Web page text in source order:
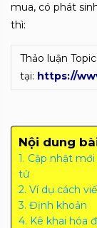
mua, có phát
thì:
Thảo luận Topic
tại: https://
Nội dung
Cập nhật
tử
Ví dụ cách
Định khoản
Kê khai hóa